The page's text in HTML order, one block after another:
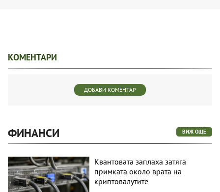
КОМЕНТАРИ
ДОБАВИ КОМЕНТАР
ФИНАНСИ ВИЖ ОЩЕ
Квантовата заплаха затяга
примката около врата на
криптовалутите